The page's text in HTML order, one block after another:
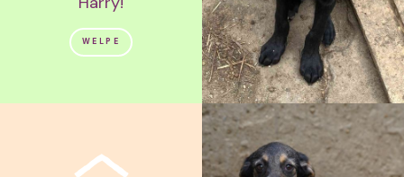
WELPE